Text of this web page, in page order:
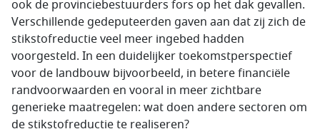
ook de provinciebestuurders fors op het dak gevallen.
Verschillende gedeputeerden gaven aan dat zij zich de
stikstofreductie veel meer ingebed hadden
voorgesteld. In een duidelijker toekomstperspectief
voor de landbouw bijvoorbeeld, in betere financiële
randvoorwaarden en vooral in meer zichtbare
generieke maatregelen: wat doen andere sectoren om
de stikstofreductie te realiseren?